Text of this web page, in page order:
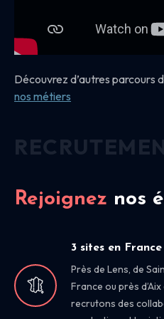
Découvrez d’autres parcours
nos métiers
Rejoignez nos
3 sites en France
Près de Lens, de
France ou près
recrutons des